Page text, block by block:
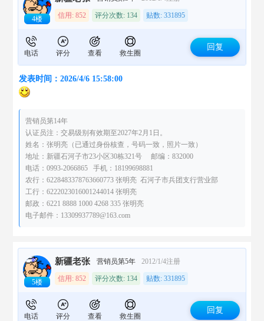
4楼 信用: 852 评分次数: 134 贴数: 331895
电话 评分 查看 救生圈
回复
发表时间：2026/4/6 15:58:00
营销员第14年
认证员注：交易级别有效期至2027年2月1日。
姓名：张明亮（已通过身份核查，号码一致，照片一致）
地址：新疆石河子市23小区30栋321号 邮编：832000
电话：0993-2066865 手机：18199698881
农行：6228483378763660773 张明亮 石河子市兵团支行营业部
工行：6222023016001244014 张明亮
邮政：6221 8888 1000 4268 335 张明亮
电子邮件：13309937789@163.com
5楼
新疆老张 营销员第5年 2012/1/4注册
信用: 852 评分次数: 134 贴数: 331895
电话 评分 查看 救生圈
回复